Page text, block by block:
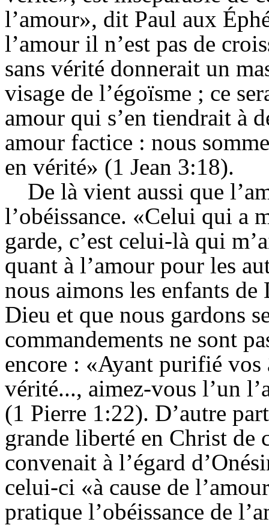
l’amour», dit Paul aux
l’amour il n’est pas de
sans vérité donnerait un
visage de l’égoïsme ; ce
amour qui s’en tiendrait à
amour factice : nous
en vérité» (1 Jean 3:18).
De là vient aussi que
l’obéissance. «Celui qui a
garde, c’est celui-là qui
quant à l’amour pour les
nous aimons les enfants de
Dieu et que nous gardons
commandements ne sont
encore : «Ayant purifié vos
vérité..., aimez-vous l’un
(1 Pierre 1:22). D’autre
grande liberté en Christ de
convenait à l’égard
celui-ci «à cause de
pratique l’obéissance de